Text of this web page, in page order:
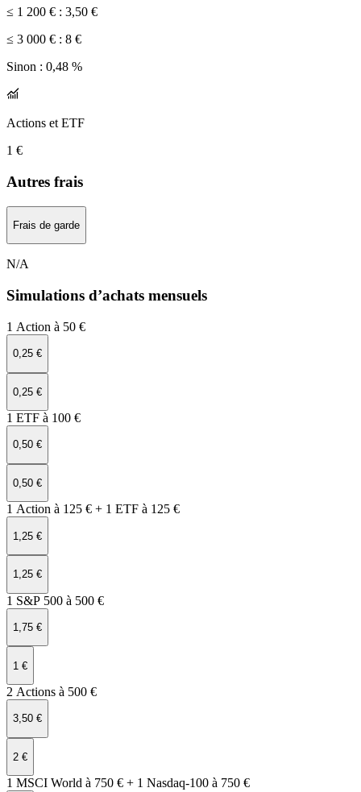
≤ 1 200 € : 3,50 €
≤ 3 000 € : 8 €
Sinon : 0,48 %
Actions et ETF
1 €
Autres frais
Frais de garde
N/A
Simulations d’achats mensuels
1 Action à 50 €
0,25 €
0,25 €
1 ETF à 100 €
0,50 €
0,50 €
1 Action à 125 € + 1 ETF à 125 €
1,25 €
1,25 €
1 S&P 500 à 500 €
1,75 €
1 €
2 Actions à 500 €
3,50 €
2 €
1 MSCI World à 750 € + 1 Nasdaq‑100 à 750 €